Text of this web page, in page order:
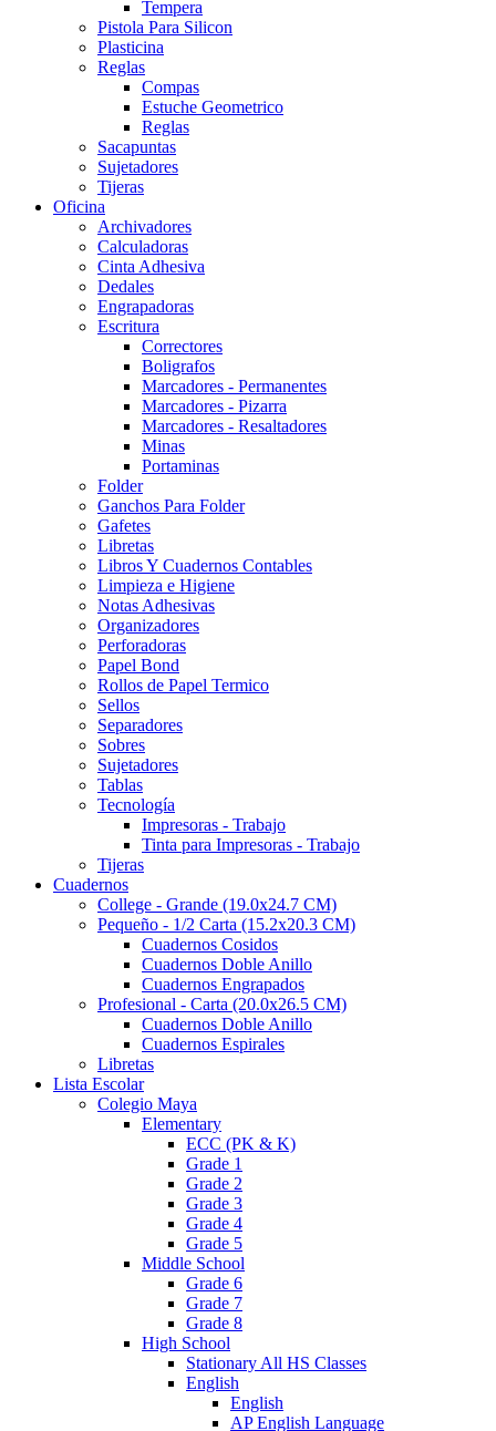
Tempera
Pistola Para Silicon
Plasticina
Reglas
Compas
Estuche Geometrico
Reglas
Sacapuntas
Sujetadores
Tijeras
Oficina
Archivadores
Calculadoras
Cinta Adhesiva
Dedales
Engrapadoras
Escritura
Correctores
Boligrafos
Marcadores - Permanentes
Marcadores - Pizarra
Marcadores - Resaltadores
Minas
Portaminas
Folder
Ganchos Para Folder
Gafetes
Libretas
Libros Y Cuadernos Contables
Limpieza e Higiene
Notas Adhesivas
Organizadores
Perforadoras
Papel Bond
Rollos de Papel Termico
Sellos
Separadores
Sobres
Sujetadores
Tablas
Tecnología
Impresoras - Trabajo
Tinta para Impresoras - Trabajo
Tijeras
Cuadernos
College - Grande (19.0x24.7 CM)
Pequeño - 1/2 Carta (15.2x20.3 CM)
Cuadernos Cosidos
Cuadernos Doble Anillo
Cuadernos Engrapados
Profesional - Carta (20.0x26.5 CM)
Cuadernos Doble Anillo
Cuadernos Espirales
Libretas
Lista Escolar
Colegio Maya
Elementary
ECC (PK & K)
Grade 1
Grade 2
Grade 3
Grade 4
Grade 5
Middle School
Grade 6
Grade 7
Grade 8
High School
Stationary All HS Classes
English
English
AP English Language